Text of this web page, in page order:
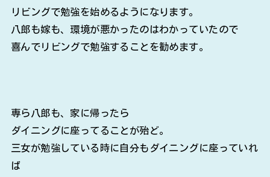
リビングで勉強を始めるようになります。
八郎も嫁も、環境が悪かったのはわかっていたので
喜んでリビングで勉強することを勧めます。
専ら八郎も、家に帰ったら
ダイニングに座ってることが殆ど。
三女が勉強している時に自分もダイニングに座っていれ
ば